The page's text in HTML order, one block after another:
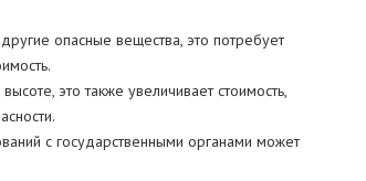
опасные вещества, это потребует
это также увеличивает стоимость,
с государственными органами может